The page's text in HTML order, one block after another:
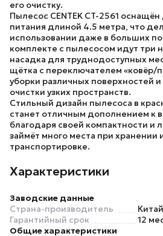
его очистку.
Пылесос CENTEK CT-2561 оснащён
питания длиной 4.5 метра, что
использовании даже в больших
комплекте с пылесосом идут три
насадка для труднодоступных
щётка с переключателем «ковёр/
уборки различных поверхностей
очистки узких пространств.
Стильный дизайн пылесоса в
станет отличным дополнением к
благодаря своей компактности и
займёт много места при хранении
транспортировке.
Характеристики
Заводские данные
Страна-производитель
Китай
Гарантийный срок
12
Общие характеристики